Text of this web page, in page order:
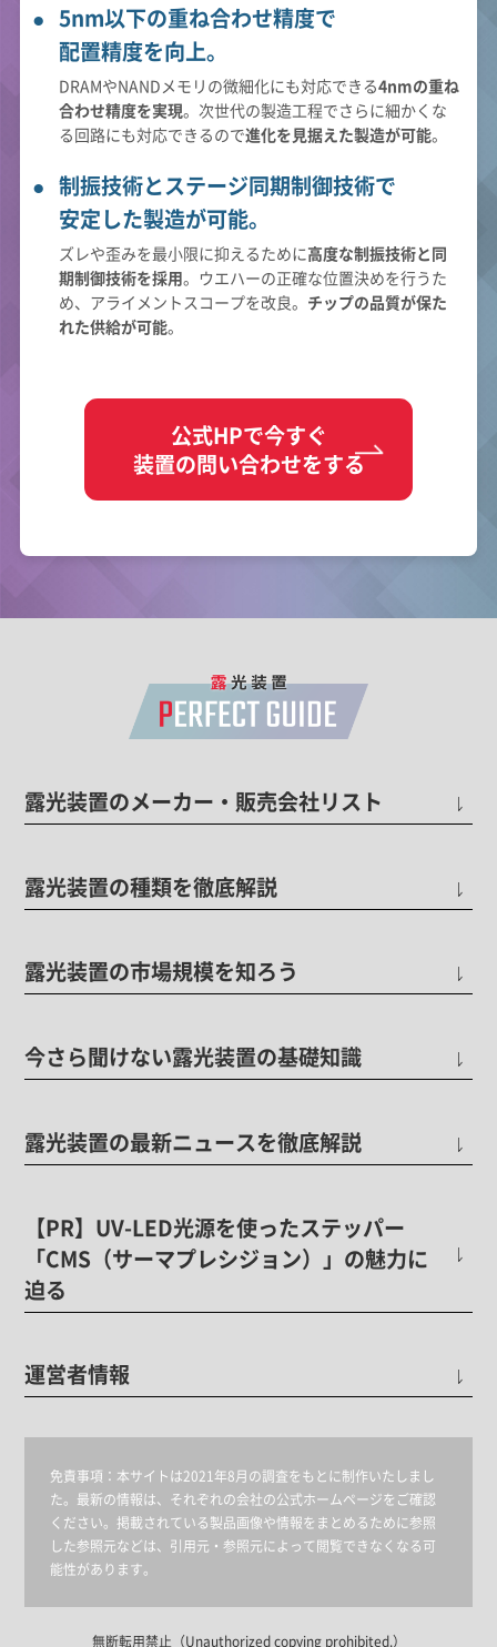
5nm以下の重ね合わせ精度で
配置精度を向上。
DRAMやNANDメモリの微細化にも対応できる4nmの重ね
合わせ精度を実現。次世代の製造工程でさらに細かくな
る回路にも対応できるので進化を見据えた製造が可能。
制振技術とステージ同期制御技術で
安定した製造が可能。
ズレや歪みを最小限に抑えるために高度な制振技術と同
期制御技術を採用。ウエハーの正確な位置決めを行うた
め、アライメントスコープを改良。 チップの品質が保た
れた供給が可能。
公式HPで今すぐ
装置の問い合わせをする
露光装置のメーカー・販売会社リスト
露光装置の種類を徹底解説
露光装置の市場規模を知ろう
今さら聞けない露光装置の基礎知識
露光装置の最新ニュースを徹底解説
【PR】UV-LED光源を使ったステッパー
「CMS（サーマプレシジョン）」の魅力に
迫る
運営者情報
免責事項： 本サイトは2021年8月の調査をもとに制作いたしまし
た。最新の情報は、それぞれの会社の公式ホームページをご確認
ください。掲載されている製品画像や情報をまとめるために参照
した参照元などは、引用元・参照元によって閲覧できなくなる可
能性があります。
無断転用禁止（Unauthorized copying prohibited.）